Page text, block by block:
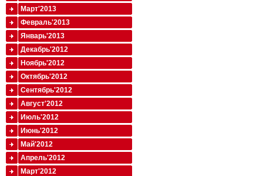
Март'2013
Февраль'2013
Январь'2013
Декабрь'2012
Ноябрь'2012
Октябрь'2012
Сентябрь'2012
Август'2012
Июль'2012
Июнь'2012
Май'2012
Апрель'2012
Март'2012